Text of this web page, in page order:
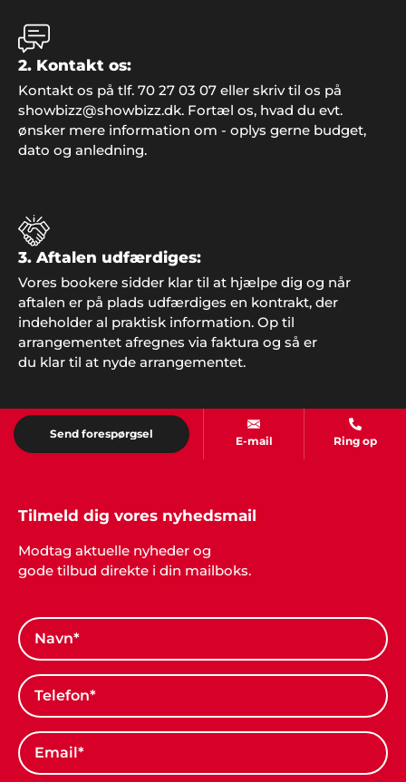
Kurt & Jonna, Ålborg
"Tak. Bare tak... Det var fantastisk at få professionel
vejledning i forbindelse med vores fest".
Mette og Pia
til underholdning. Det gør det hele meget
nemmere jo"
Kirsten og Kristoffer, Middelfart
"Vil man have et perfekt afviklet arrangement, så
er det bare nemmest og klogest at spørge en
spørgsmål, gav os masser af inspiration og
afviklede et helt igennem perfekt arrangement for
både børn og voksne. Sådan skal det gøres. Stor
2. Kontakt os:
Kontakt os på tlf. 70 27 03 07 eller skriv til os på
showbizz@showbizz.dk. Fortæl os, hvad du evt.
ønsker mere information om - oplys gerne budget,
dato og anledning.
3. Aftalen udfærdiges:
Vores bookere sidder klar til at hjælpe dig og når
aftalen er på plads udfærdiges en kontrakt, der
indeholder al praktisk information. Op til
arrangementet afregnes via faktura og så er
du klar til at nyde arrangementet.
Send forespørgsel
E-mail Ring op
Tilmeld dig vores nyhedsmail
Modtag aktuelle nyheder og
gode tilbud direkte i din mailboks.